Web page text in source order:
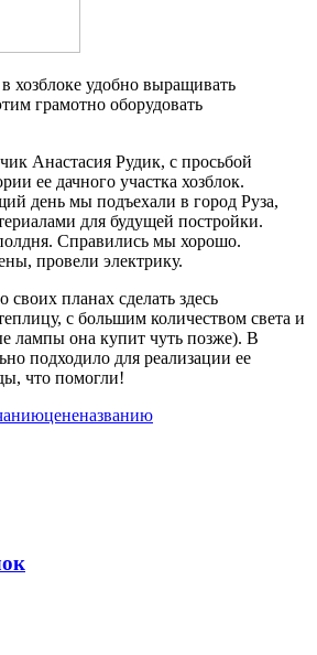
хозблоке удобно выращивать
грамотно оборудовать
Анастасия Рудик, с просьбой
ее дачного участка хозблок.
день мы подъехали в город Руза,
для будущей постройки.
Справились мы хорошо.
провели электрику.
своих планах сделать здесь
с большим количеством света и
лампы она купит чуть позже). В
подходило для реализации ее
что помогли!
цененазванию